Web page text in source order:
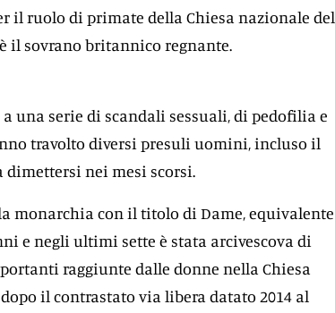
il ruolo di primate della Chiesa nazionale del
il sovrano britannico regnante.
una serie di scandali sessuali, di pedofilia e
travolto diversi presuli uomini, incluso il
dimettersi nei mesi scorsi.
monarchia con il titolo di Dame, equivalente
e negli ultimi sette è stata arcivescova di
raggiunte dalle donne nella Chiesa
il contrastato via libera datato 2014 al